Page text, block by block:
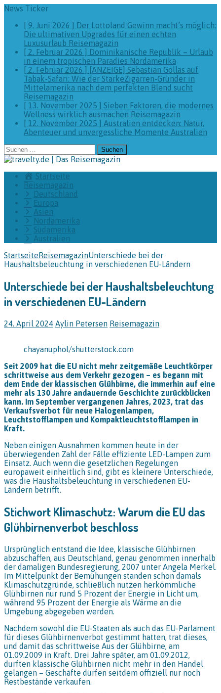
News Ticker
[ 9. Juni 2026 ] Der Lottoland Gewinn macht’s möglich:
Die ultimativen Upgrades für einen echten
Luxusurlaub Reisemagazin
[ 2. Februar 2026 ] Dominikanische Republik – Urlaub
in einem tropischen Paradies Nordamerika
[ 2. Februar 2026 ] [ANZEIGE] Sebastian Gollas auf
Tabak-Safari: Wie der StarkeZigarren-Gründer in
Mittelamerika nach dem perfekten Blend sucht
Reisemagazin
[ 13. November 2025 ] Sieben Faktoren, die modernes
Wellness wirklich ausmachen Reisemagazin
[ 12. November 2025 ] Australien entdecken: Natur,
Abenteuer und unvergessliche Momente Australien
Suchen
nach:
Startseite
Reisemagazin
Deutschland
Europa
Asien
Nordamerika
Südamerika
Australien
StartseiteReisemagazinUnterschiede bei der
Haushaltsbeleuchtung in verschiedenen EU-Ländern
Unterschiede bei der Haushaltsbeleuchtung
in verschiedenen EU-Ländern
24. April 2024 Aylin Petersen Reisemagazin
chayanuphol/shutterstock.com
Seit 2009 hat die EU nicht mehr zeitgemäße Leuchtkörper
schrittweise aus dem Verkehr gezogen – es begann mit
dem Ende der klassischen Glühbirne, die immerhin auf eine
mehr als 130 Jahre andauernde Geschichte zurückblicken
kann. Im September vergangenen Jahres, 2023, trat das
Verkaufsverbot für neue Halogenlampen,
Leuchtstofflampen und Kompaktleuchtstofflampen in
Kraft.
Neben einigen Ausnahmen kommen heute in der
überwiegenden Zahl der Fälle effiziente LED-Lampen zum
Einsatz. Auch wenn die gesetzlichen Regelungen
europaweit einheitlich sind, gibt es kleinere Unterschiede,
was die Haushaltsbeleuchtung in verschiedenen EU-
Ländern betrifft.
Stichwort Klimaschutz: Warum die EU das
Glühbirnenverbot beschloss
Ursprünglich entstand die Idee, klassische Glühbirnen
abzuschaffen, aus Deutschland, genau genommen innerhalb
der damaligen Bundesregierung, 2007 unter Angela Merkel.
Im Mittelpunkt der Bemühungen standen schon damals
Klimaschutzgründe, schließlich nutzen herkömmliche
Glühbirnen nur rund 5 Prozent der Energie in Licht um,
während 95 Prozent der Energie als Wärme an die
Umgebung abgegeben werden.
Nachdem sowohl die EU-Staaten als auch das EU-Parlament
für dieses Glühbirnenverbot gestimmt hatten, trat dieses,
und damit das schrittweise Aus der Glühbirne, am
01.09.2009 in Kraft. Drei Jahre später, am 01.09.2012,
durften klassische Glühbirnen nicht mehr in den Handel
gelangen – Geschäfte dürfen seitdem offiziell nur noch
Restbestände verkaufen.